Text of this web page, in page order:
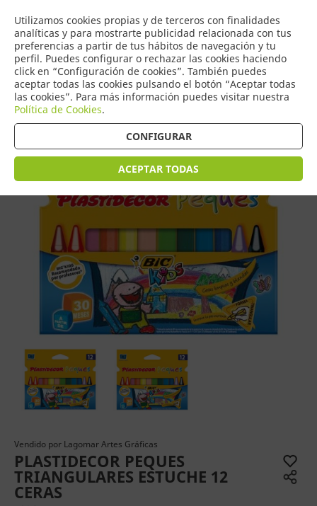
Utilizamos cookies propias y de terceros con finalidades
analíticas y para mostrarte publicidad relacionada con tus
preferencias a partir de tus hábitos de navegación y tu
perfil. Puedes configurar o rechazar las cookies haciendo
click en “Configuración de cookies”. También puedes
aceptar todas las cookies pulsando el botón “Aceptar todas
las cookies”. Para más información puedes visitar nuestra
Política de Cookies.
CONFIGURAR
ACEPTAR TODAS
0
COMERCIO
DE TORRIJOS
Tienda > Escritura > Ceras
Vendido por Lagomar Artes Gráficas
PLASTIDECOR PEQUES
TRIANGULARES ESTUCHE 12
CERAS